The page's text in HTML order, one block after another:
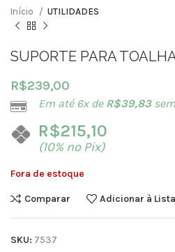
Início UTILIDADES
SUPORTE PARA
R$239,00
Em até 6x de R$39,83
R$215,10
(10% no Pix)
Fora de estoque
Comparar Adicionar à
SKU: 7537